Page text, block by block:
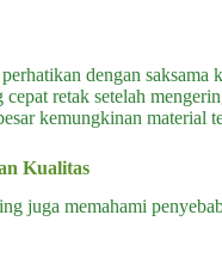
dengan
retak setelah
kemungkinan material
Kualitas
juga memahami